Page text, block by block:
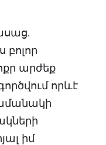
բոլոր
արժեք
որևէ
իմ